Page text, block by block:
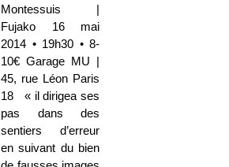
Montessuis |
Fujako 16 mai
2014 • 19h30 • 8-
10€ Garage MU |
45, rue Léon Paris
18 « il dirigea ses
pas dans des
sentiers d’erreur
en suivant du bien